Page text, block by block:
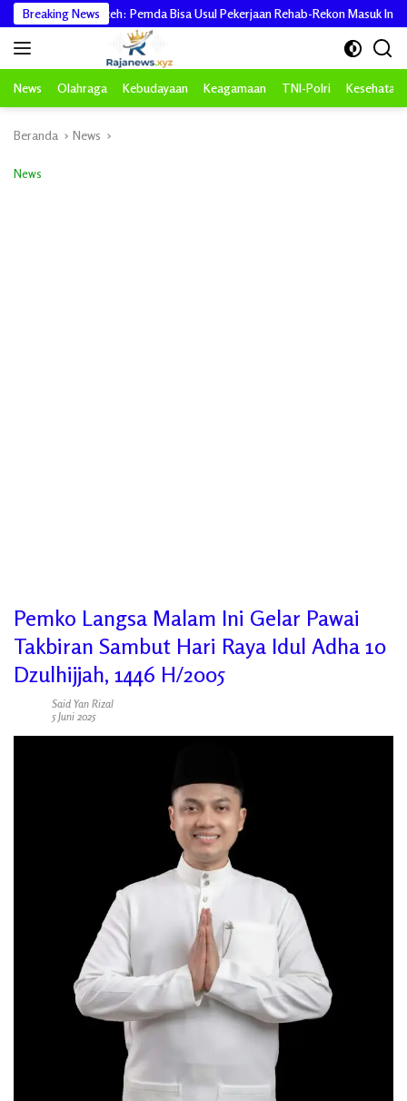
Langsung
ke
konten
Breaking News
PRR Aceh: Pemda Bisa Usul Pekerjaan Rehab-Rekon Masuk Inpres
News Olahraga Kebudayaan Keagamaan TNI-Polri Kesehatan
Beranda News
News
Pemko Langsa Malam Ini Gelar Pawai
Takbiran Sambut Hari Raya Idul Adha 10
Dzulhijjah, 1446 H/2005
Said Yan Rizal
5 Juni 2025